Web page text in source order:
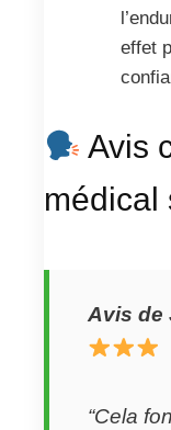
effet
Avis
médical
Avis de
“Cela